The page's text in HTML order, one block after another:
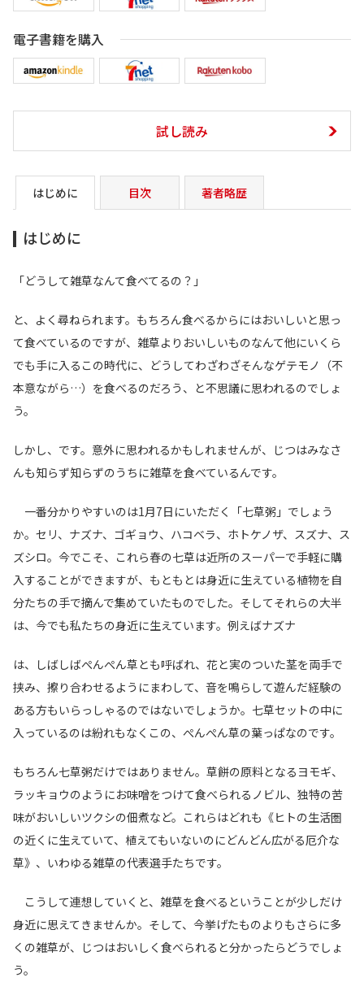
電子書籍を購入
試し読み
はじめに 目次 著者略歴
はじめに
「どうして雑草なんて食べてるの？」
と、よく尋ねられます。もちろん食べるからにはおいしいと思っ
て食べているのですが、雑草よりおいしいものなんて他にいくら
でも手に入るこの時代に、どうしてわざわざそんなゲテモノ（不
本意ながら…）を食べるのだろう、と不思議に思われるのでしょ
う。
しかし、です。意外に思われるかもしれませんが、じつはみなさ
んも知らず知らずのうちに雑草を食べているんです。
一番分かりやすいのは1月7日にいただく「七草粥」でしょう
か。セリ、ナズナ、ゴギョウ、ハコベラ、ホトケノザ、スズナ、ス
ズシロ。今でこそ、これら春の七草は近所のスーパーで手軽に購
入することができますが、もともとは身近に生えている植物を自
分たちの手で摘んで集めていたものでした。そしてそれらの大半
は、今でも私たちの身近に生えています。例えばナズナ
は、しばしばぺんぺん草とも呼ばれ、花と実のついた茎を両手で
挟み、擦り合わせるようにまわして、音を鳴らして遊んだ経験の
ある方もいらっしゃるのではないでしょうか。七草セットの中に
入っているのは紛れもなくこの、ぺんぺん草の葉っぱなのです。
もちろん七草粥だけではありません。草餅の原料となるヨモギ、
ラッキョウのようにお味噌をつけて食べられるノビル、独特の苦
味がおいしいツクシの佃煮など。これらはどれも《ヒトの生活圏
の近くに生えていて、植えてもいないのにどんどん広がる厄介な
草》、いわゆる雑草の代表選手たちです。
こうして連想していくと、雑草を食べるということが少しだけ
身近に思えてきませんか。そして、今挙げたものよりもさらに多
くの雑草が、じつはおい しく食べられると分かったらどうでしょ
う。